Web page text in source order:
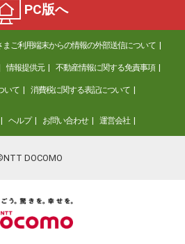
PC版へ
まご利用端末からの情報の外部送信について
情報提供元 不動産情報に関する免責事項
いて 消費税に関する表記について
ヘルプ お問い合わせ 運営会社
DOCOMO